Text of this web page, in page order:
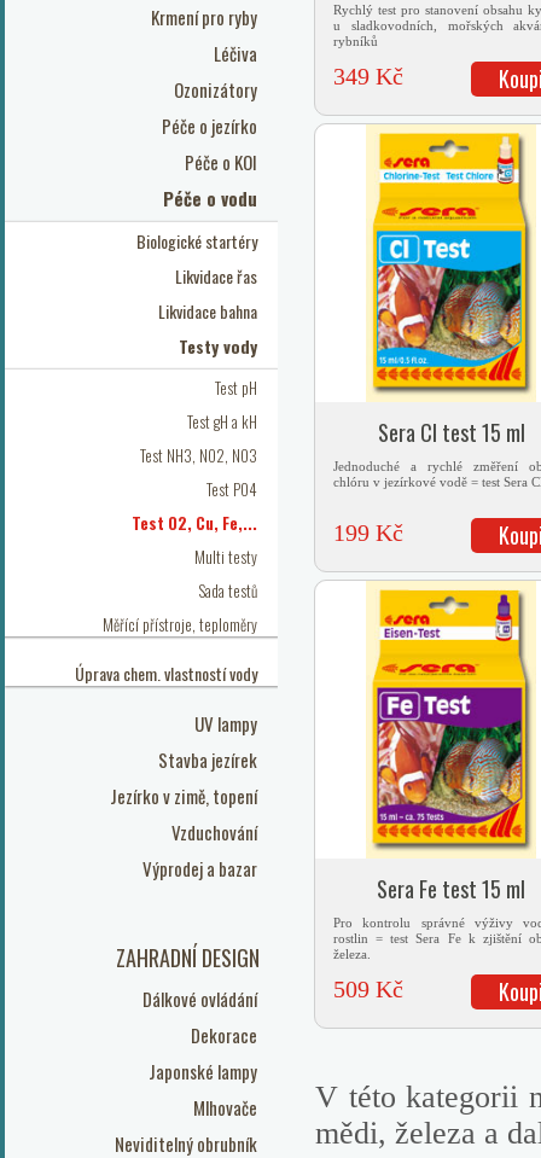
Krmení pro ryby
Léčiva
Ozonizátory
Péče o jezírko
Péče o KOI
Péče o vodu
Biologické startéry
Likvidace řas
Likvidace bahna
Testy vody
Test pH
Test gH a kH
Test NH3, NO2, NO3
Test PO4
Test O2, Cu, Fe,...
Multi testy
Sada testů
Měřící přístroje, teploměry
Úprava chem. vlastností vody
UV lampy
Stavba jezírek
Jezírko v zimě, topení
Vzduchování
Výprodej a bazar
ZAHRADNÍ DESIGN
Dálkové ovládání
Dekorace
Japonské lampy
Mlhovače
Neviditelný obrubník
Rychlý test pro stanovení obsahu
u sladkovodních, mořských
rybníků
349 Kč
Sera Cl test 15 ml
Jednoduché a rychlé změření
chlóru v jezírkové vodě = test Sera
199 Kč
Sera Fe test 15 ml
Pro kontrolu správné výživy
rostlin = test Sera Fe k zjištění
železa.
509 Kč
V této kategorii
mědi, železa a